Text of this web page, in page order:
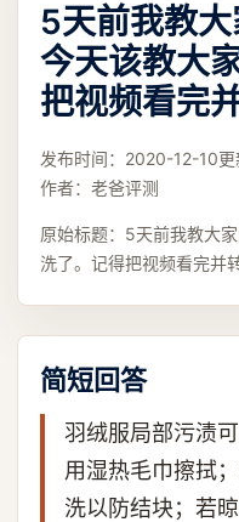
5天前我教大
今天该教大
把视频看完
发布时间： 2020-12-10更
作者： 老爸评测
原始标题： 5天前我教大
洗了。记得把视频看完并转
简短回答
羽绒服局部污渍
用湿热毛巾擦拭
洗以防结块；若